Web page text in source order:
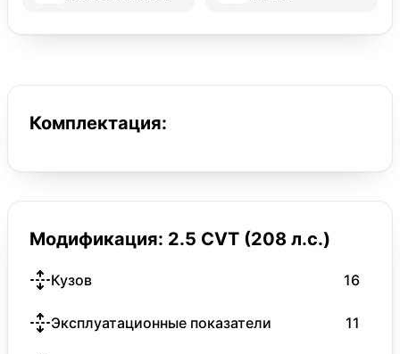
Комплектация:
Модификация: 2.5 CVT (208 л.с.)
Кузов 16
Эксплуатационные показатели 11